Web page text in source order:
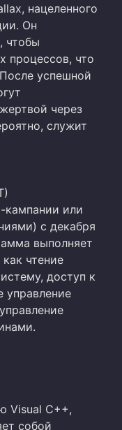
нацеленного
Он
чтобы
процессов, что
успешной
через
служит
кампании или
с декабря
выполняет
чтение
доступ к
управление
Visual C++,
собой